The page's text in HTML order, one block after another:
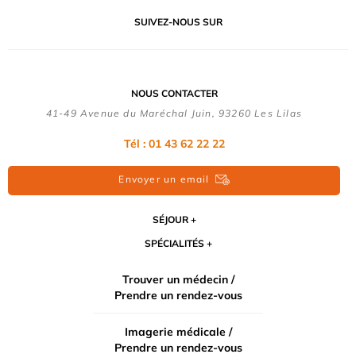
SUIVEZ-NOUS SUR
NOUS CONTACTER
41-49 Avenue du Maréchal Juin, 93260 Les Lilas
Tél : 01 43 62 22 22
Envoyer un email
SÉJOUR
SPÉCIALITÉS
Trouver un médecin /
Prendre un rendez-vous
Imagerie médicale /
Prendre un rendez-vous